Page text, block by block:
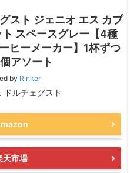
スト ジェニオ エス カプ
スペースグレー【4種
ヒーメーカー】1杯ずつ
アソート
by Rinker
ドルチェグスト
天市場